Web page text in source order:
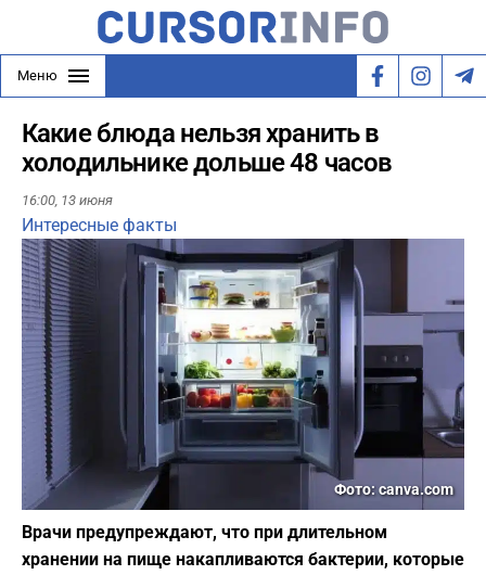
Меню
Какие блюда нельзя хранить в
холодильнике дольше 48 часов
16:00, 13 июня
Интересные факты
Фото: canva.com
Врачи предупреждают, что при длительном
хранении на пище накапливаются бактерии, которые